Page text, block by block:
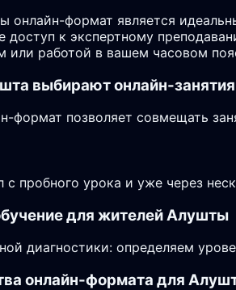
онлайн-формат является
доступ к экспертному
или работой в вашем часовом
выбирают онлайн-занятия
формат позволяет совмещать
с пробного урока и уже через
для жителей Алушты
диагностики: определяем
онлайн-формата для